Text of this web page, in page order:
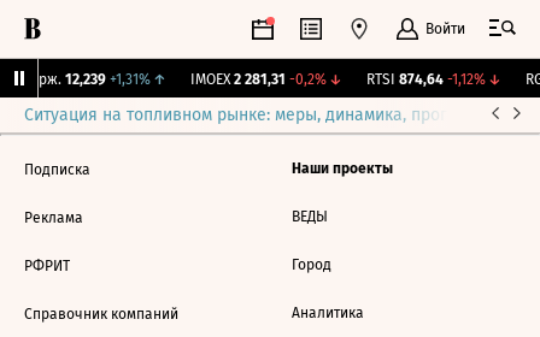
Войти
Бирж. 12,239 +1,31%↑ IMOEX 2 281,31 -0,2%↓ RTSI 874,64 -1,12%↓
Ситуация на топливном рынке: меры, динамика, прогнозы
Подписка
Реклама
РФРИТ
Справочник компаний
Наши проекты
ВЕДЫ
Город
Аналитика